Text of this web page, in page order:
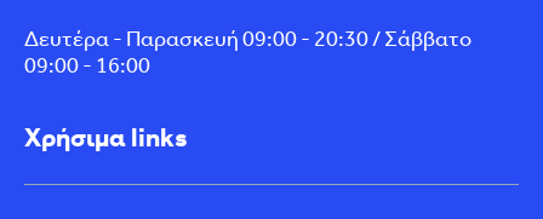
Δευτέρα - Παρασκευή 09:00 - 20:30 / Σάββατο
09:00 - 16:00
Χρήσιμα links